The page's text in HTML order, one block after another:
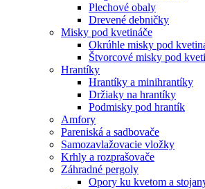
Plechové obaly
Drevené debničky
Misky pod kvetináče
Okrúhle misky pod
Štvorcové misky pod
Hrantíky
Hrantíky a minihrantíky
Držiaky na hrantíky
Podmisky pod hrantík
Amfory
Pareniská a sadbovače
Samozavlažovacie vložky
Krhly a rozprašovače
Záhradné pergoly
Opory ku kvetom a